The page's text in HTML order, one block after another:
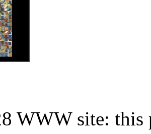
WWW site: this